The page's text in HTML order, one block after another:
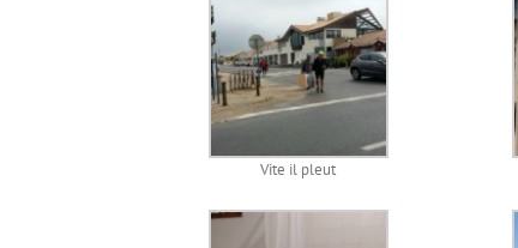
Vite il pleut